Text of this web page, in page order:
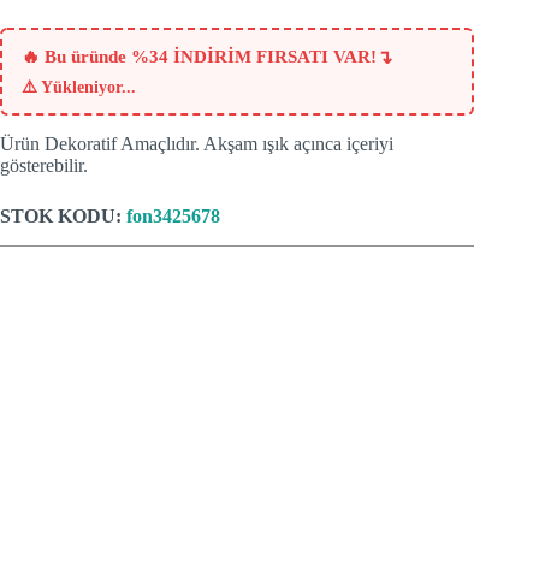
₺769.
fiyat:
₺505.
🔥 Bu üründe %34 İNDİRİM FIRSATI VAR! ↴
⚠️ Yükleniyor...
Ürün Dekoratif Amaçlıdır. Akşam ışık açınca içeriyi
gösterebilir.
STOK KODU: fon3425678